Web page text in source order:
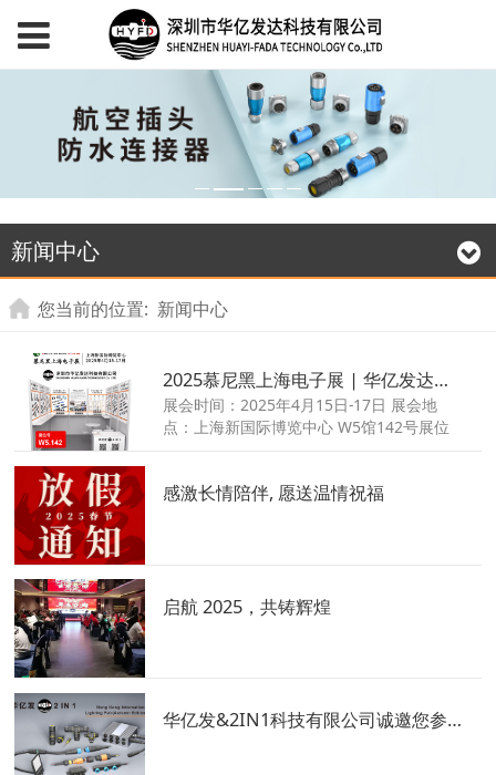
新闻中心
您当前的位置: 新闻中心
2025慕尼黑上海电子展 | 华亿发达诚邀您共探工业连接器创新
展会时间：2025年4月15日-17日 展会地
点：上海新国际博览中心 W5馆142号展位
感激长情陪伴, 愿送温情祝福
启航 2025，共铸辉煌
华亿发&2IN1科技有限公司诚邀您参加2024香港国际秋季灯饰展”